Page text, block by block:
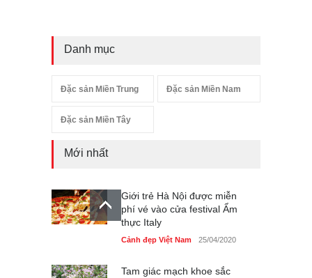
Danh mục
Đặc sản Miền Trung Đặc sản Miền Nam
Đặc sản Miền Tây
Mới nhất
Giới trẻ Hà Nội được miễn
phí vé vào cửa festival Ẩm
thực Italy
Cảnh đẹp Việt Nam 25/04/2020
Tam giác mạch khoe sắc